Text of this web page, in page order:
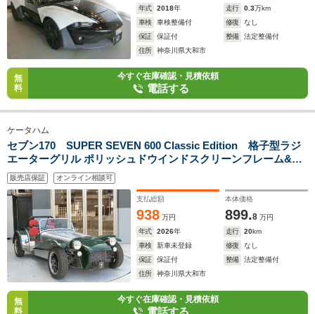
年式
2018年 走行 0.3万km
車検
車検整備付 修復
なし
保証
保証付 整備
法定整備付
住所
神奈川県大和市
無
料
今すぐ在庫確認・見積依頼
電話する
ケータハム
セブン170 SUPER SEVEN 600 Classic Edition 格子型ラジ
エーターグリル ポリッシュドウインドスクリーンフレーム&ス
タンシオン&サイレンサー フィラーキャップ フレアーウイング
レッドレザーシート レッドコートダッシュボード
販売店保証 オンライン相談可
支払総額
938 万円
本体価格
899.8 万円
年式
2026年 走行 20km
車検
新車未登録 修復
なし
保証
保証付 整備
法定整備付
住所
神奈川県大和市
無
料
今すぐ在庫確認・見積依頼
電話する